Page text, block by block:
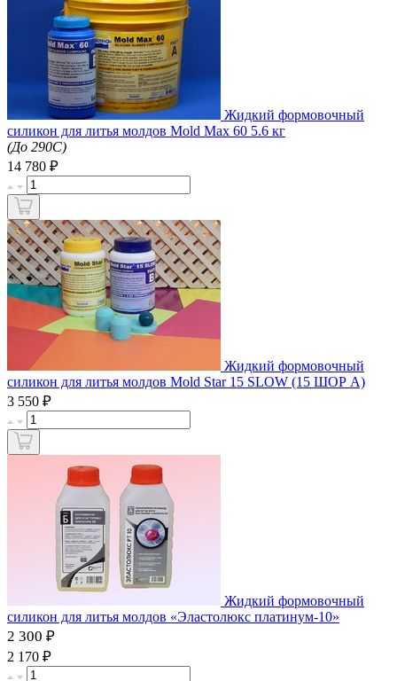
Жидкий формовочный
силикон для литья молдов Mold Max 60 5.6 кг
(До 290C)
14 780 ₽
Жидкий формовочный
силикон для литья молдов Mold Star 15 SLOW (15 ШОР А)
3 550 ₽
Жидкий формовочный
силикон для литья молдов «Эластолюкс платинум-10»
2 300 ₽
2 170 ₽